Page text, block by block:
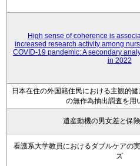
High sense of coherence is
increased research activity among
COVID-19 pandemic: A secondary
in 2022
日本在住の外国籍住民における主観的
の無作為抽出調査を
遺産動機の男女差と保
看護系大学教員におけるダブルケアの
ズ